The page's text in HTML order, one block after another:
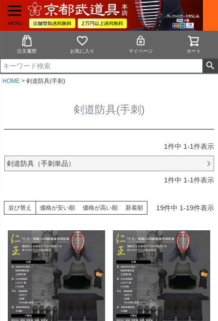
MENU
注文履歴 お気に入り マイページ カート
HOME 剣道防具(手刺)
剣道防具(手刺)
1件中 1-1件表示
剣道防具（手刺単品）
1件中 1-1件表示
並び替え 価格が安い順 価格が高い順 新着順 19件中 1-19件表示